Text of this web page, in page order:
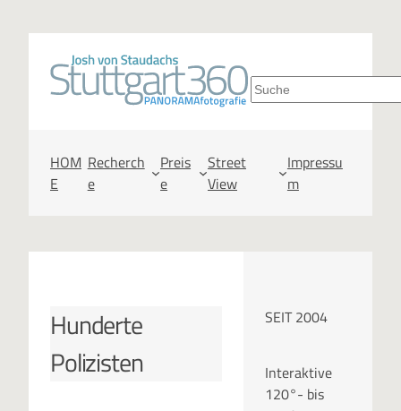
Zum
Inhalt
springen
S
HOM
E
Recherch
e
Preis
e
Street
View
Impressu
m
Hunderte
Polizisten
SEIT 2004
Interaktive
120°- bis